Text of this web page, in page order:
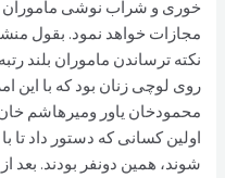
خوری و شراب نوشی ماموران
مجازات خواهد نمود. بقول
نکته ترساندن ماموران بلند
روی لوچی زنان بود که با این
محمودخان یاور ومیرهاشم خان
اولین کسانی که دستور داد تا
شوند، همین دونفر بودند. بعد